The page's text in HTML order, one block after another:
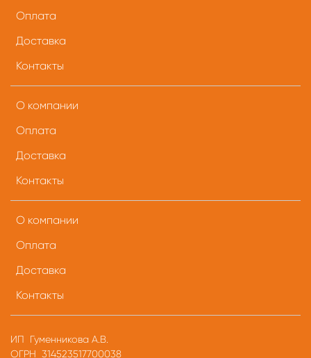
Оплата
Доставка
Контакты
О компании
Оплата
Доставка
Контакты
О компании
Оплата
Доставка
Контакты
ИП Гуменникова А.В.
ОГРН 314523517700038